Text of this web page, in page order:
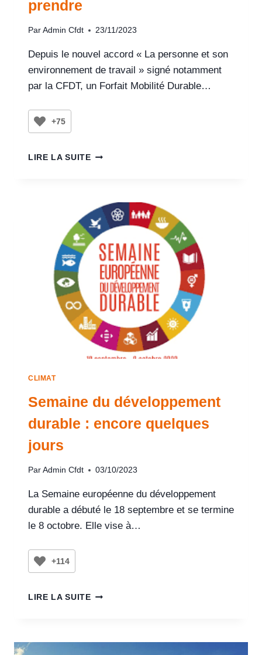
prendre
Par Admin Cfdt 23/11/2023
Depuis le nouvel accord « La personne et son
environnement de travail » signé notamment
par la CFDT, un Forfait Mobilité Durable…
+75
LIRE LA SUITE
CLIMAT
Semaine du développement
durable : encore quelques
jours
Par Admin Cfdt 03/10/2023
La Semaine européenne du développement
durable a débuté le 18 septembre et se termine
le 8 octobre. Elle vise à…
+114
LIRE LA SUITE